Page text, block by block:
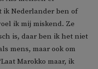
ik Nederlander ben of
ik mij miskend. Ze
is, daar ben ik het niet
mens, maar ook om
Marokko maar, ik